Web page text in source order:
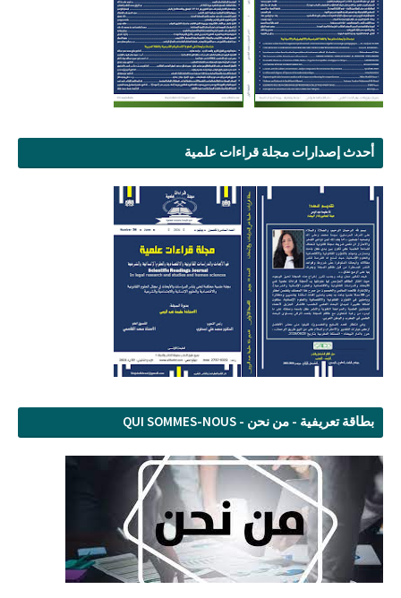
أحدث إصدارات مجلة قراءات علمية
بطاقة تعريفية - من نحن - QUI SOMMES-NOUS